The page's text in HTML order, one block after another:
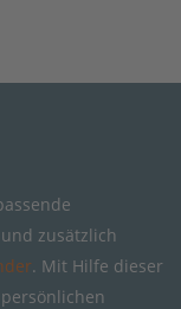
und zusätzlich
. Mit Hilfe dieser